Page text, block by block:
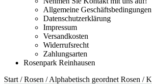
Allgemeine Geschäftsbedingungen
Datenschutzerklärung
Impressum
Versandkosten
Widerrufsrecht
Zahlungsarten
Rosenpark Reinhausen
Start /Rosen /Alphabetisch geordnet Rosen /K